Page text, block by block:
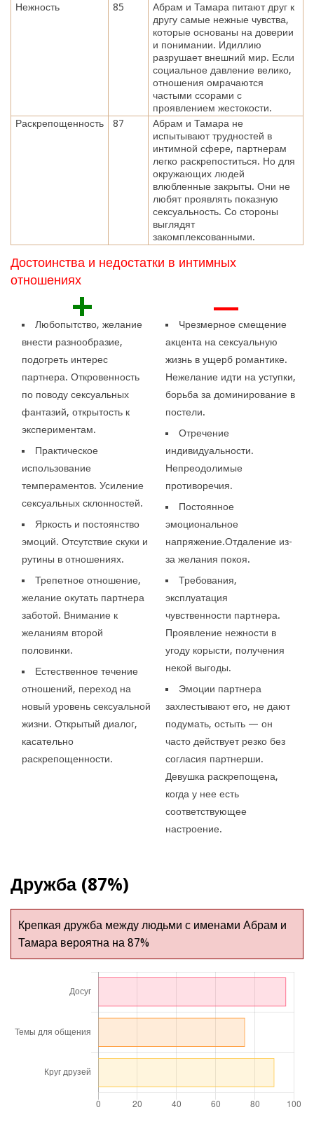
Нежность
85
Абрам и Тамара питают друг к
другу самые нежные чувства,
которые основаны на доверии
и понимании. Идиллию
разрушает внешний мир. Если
социальное давление велико,
отношения омрачаются
частыми ссорами с
проявлением жестокости.
Раскрепощенность
87
Абрам и Тамара не
испытывают трудностей в
интимной сфере, партнерам
легко раскрепоститься. Но для
окружающих людей
влюбленные закрыты. Они не
любят проявлять показную
сексуальность. Со стороны
выглядят
закомплексованными.
Достоинства и недостатки в интимных
отношениях
+
Любопытство, желание
внести разнообразие,
подогреть интерес
партнера. Откровенность
по поводу сексуальных
фантазий, открытость к
экспериментам.
Практическое
использование
темпераментов. Усиление
сексуальных склонностей.
Яркость и постоянство
эмоций. Отсутствие скуки и
рутины в отношениях.
Трепетное отношение,
желание окутать партнера
заботой. Внимание к
желаниям второй
половинки.
Естественное течение
отношений, переход на
новый уровень сексуальной
жизни. Открытый диалог,
касательно
раскрепощенности.
—
Чрезмерное смещение
акцента на сексуальную
жизнь в ущерб романтике.
Нежелание идти на уступки,
борьба за доминирование в
постели.
Отречение
индивидуальности.
Непреодолимые
противоречия.
Постоянное
эмоциональное
напряжение.Отдаление из-
за желания покоя.
Требования,
эксплуатация
чувственности партнера.
Проявление нежности в
угоду корысти, получения
некой выгоды.
Эмоции партнера
захлестывают его, не дают
подумать, остыть — он
часто действует резко без
согласия партнерши.
Девушка раскрепощена,
когда у нее есть
соответствующее
настроение.
Дружба (87%)
Крепкая дружба между людьми с именами Абрам и
Тамара вероятна на 87%